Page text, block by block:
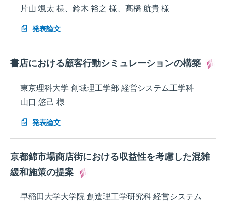
片山 颯太 様、鈴木 裕之 様、髙橋 航貴 様
発表論文
書店における顧客行動シミュレーションの構築
東京理科大学 創域理工学部 経営システム工学科
山口 悠己 様
発表論文
京都錦市場商店街における収益性を考慮した混雑
緩和施策の提案
早稲田大学大学院 創造理工学研究科 経営システム